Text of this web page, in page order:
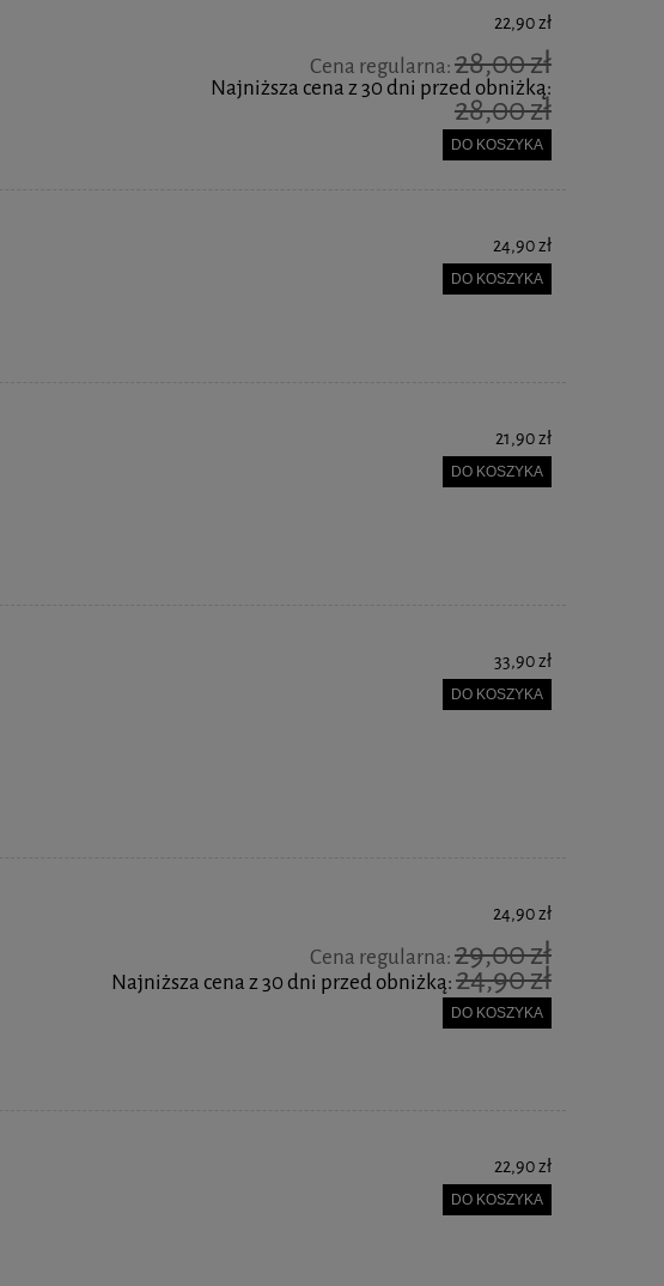
22,90 zł
Cena regularna:28,00 zł
Najniższa cena z 30 dni przed obniżką:
28,00 zł
DO KOSZYKA
24,90 zł
DO KOSZYKA
21,90 zł
DO KOSZYKA
33,90 zł
DO KOSZYKA
24,90 zł
Cena regularna:29,00 zł
Najniższa cena z 30 dni przed obniżką:24,90 zł
DO KOSZYKA
22,90 zł
DO KOSZYKA